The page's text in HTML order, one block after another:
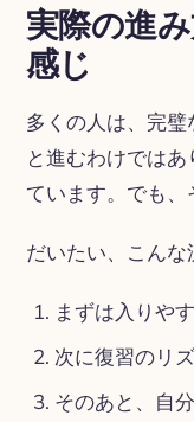
実際の進
感じ
多くの人は、完
と進むわけでは
ています。でも、
だいたい、こんな
まずは入りや
次に復習のリ
そのあと、自